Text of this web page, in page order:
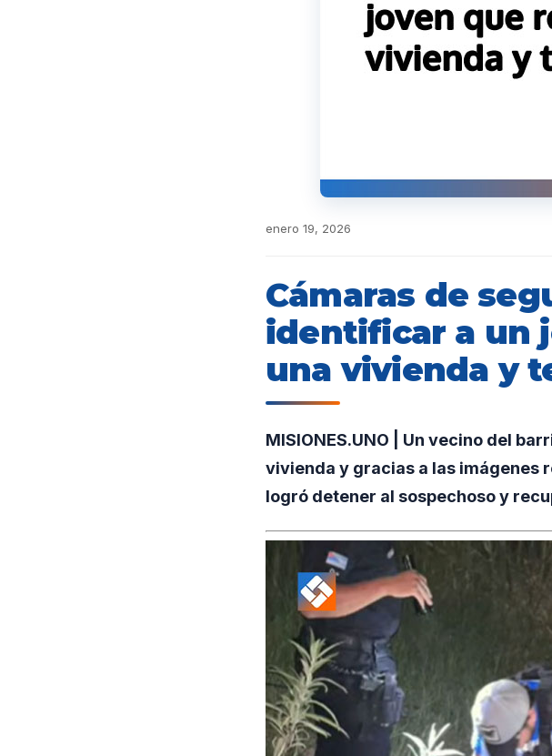
enero 19, 2026
Cámaras de
identificar a un
una vivienda y
MISIONES.UNO | Un vecino del
vivienda y gracias a las imágenes
logró detener al sospechoso y